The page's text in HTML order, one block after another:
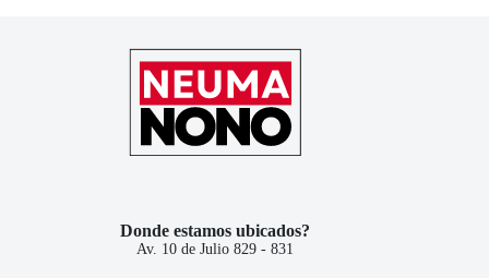
Donde estamos ubicados?
Av. 10 de Julio 829 - 831